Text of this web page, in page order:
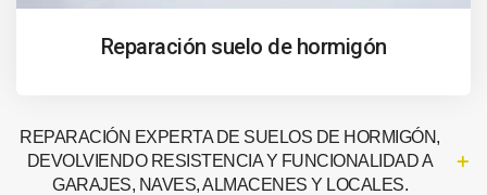
Reparación suelo de hormigón
REPARACIÓN EXPERTA DE SUELOS DE HORMIGÓN,
DEVOLVIENDO RESISTENCIA Y FUNCIONALIDAD A
GARAJES, NAVES, ALMACENES Y LOCALES.